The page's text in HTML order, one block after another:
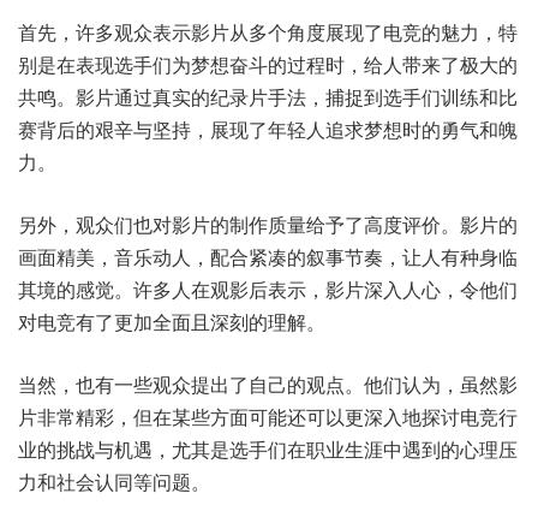
首先，许多观众表示影片从多个角度展现了电竞的魅力，特
别是在表现选手们为梦想奋斗的过程时，给人带来了极大的
共鸣。影片通过真实的纪录片手法，捕捉到选手们训练和比
赛背后的艰辛与坚持，展现了年轻人追求梦想时的勇气和魄
力。
另外，观众们也对影片的制作质量给予了高度评价。影片的
画面精美，音乐动人，配合紧凑的叙事节奏，让人有种身临
其境的感觉。许多人在观影后表示，影片深入人心，令他们
对电竞有了更加全面且深刻的理解。
当然，也有一些观众提出了自己的观点。他们认为，虽然影
片非常精彩，但在某些方面可能还可以更深入地探讨电竞行
业的挑战与机遇，尤其是选手们在职业生涯中遇到的心理压
力和社会认同等问题。